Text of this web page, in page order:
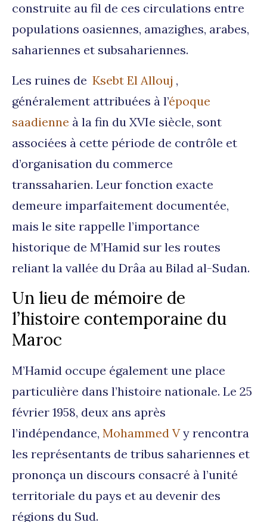
construite au fil de ces circulations entre
populations oasiennes, amazighes, arabes,
sahariennes et subsahariennes.
Les ruines de Ksebt El Allouj ,
généralement attribuées à l’époque
saadienne à la fin du XVIe siècle, sont
associées à cette période de contrôle et
d’organisation du commerce
transsaharien. Leur fonction exacte
demeure imparfaitement documentée,
mais le site rappelle l’importance
historique de M’Hamid sur les routes
reliant la vallée du Drâa au Bilad al-Sudan.
Un lieu de mémoire de
l’histoire contemporaine du
Maroc
M’Hamid occupe également une place
particulière dans l’histoire nationale. Le 25
février 1958, deux ans après
l’indépendance, Mohammed Vy rencontra
les représentants de tribus sahariennes et
prononça un discours consacré à l’unité
territoriale du pays et au devenir des
régions du Sud.